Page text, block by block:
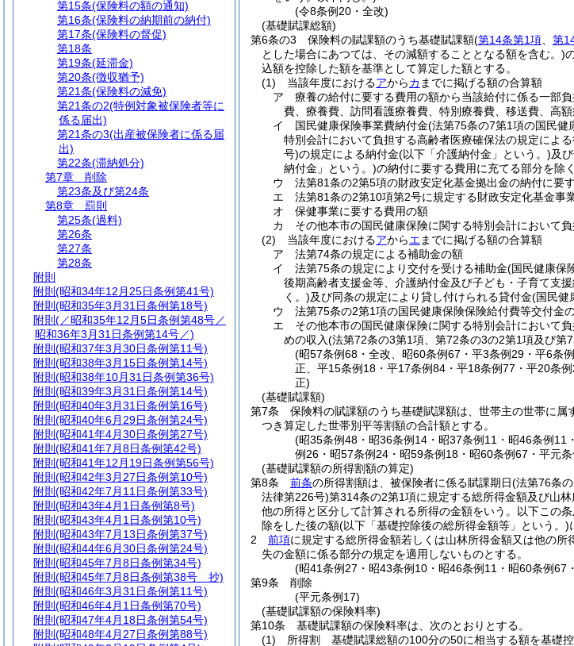
(令8条例20・全改)
(基礎賦課総額)
第6条の3
保険料の賦課額のうち基礎賦課額(第14条第1項 第
とした場合にあつては、その減額することとなる額を含む。)
込額を控除した額を基準として算定した額とする。
(1)
当該年度におけるアからカ までに掲げる額の合算額
ア
療養の給付に要する費用の額から当該給付に係る一部
費、療養費、訪問看護療養費、特別療養費、移送費、高
イ
国民健康保険事業費納付金(法第75条の7第1項の国民健
特別会計において負担する高齢者医療確保法の規定によ
号)の規定による納付金(以下「介護納付金」という。)及
納付金」という。)の納付に要する費用に充てる部分を除
ウ
法第81条の2第5項の財政安定化基金拠出金の納付に要
エ
法第81条の2第10項第2号に規定する財政安定化基金事
オ
保健事業に要する費用の額
カ
その他本市の国民健康保険に関する特別会計において
(2)
当該年度におけるアからエ までに掲げる額の合算額
ア
法第74条の規定による補助金の額
イ
法第75条の規定により交付を受ける補助金(国民健康保
後期高齢者支援金等、介護納付金及び子ども・子育て支
く。)及び同条の規定により貸し付けられる貸付金(国民健
ウ
法第75条の2第1項の国民健康保険保険給付費等交付金
エ
その他本市の国民健康保険に関する特別会計において
めの収入(法第72条の3第1項、第72条の3の2第1項及び第
(昭57条例68・全改、昭60条例67・平3条例29・平6条
正、平15条例18・平17条例84・平18条例77・平20条
正)
(基礎賦課額)
第7条
保険料の賦課額のうち基礎賦課額は、世帯主の世帯に
つき算定した世帯別平等割額の合計額とする。
(昭35条例48・昭36条例14・昭37条例11・昭46条例
例26・昭57条例24・昭59条例18・昭60条例67・平元
(基礎賦課額の所得割額の算定)
第8条
前条の所得割額は、被保険者に係る賦課期日(法第76条
法律第226号)第314条の2第1項に規定する総所得金額及び山
他の所得と区分して計算される所得の金額をいう。以下この
除をした後の額(以下「基礎控除後の総所得金額等」という。)
2
前項に規定する総所得金額若しくは山林所得金額又は他の
失の金額に係る部分の規定を適用しないものとする。
(昭41条例27・昭43条例10・昭46条例11・昭60条例
第9条
削除
(平元条例17)
(基礎賦課額の保険料率)
第10条
基礎賦課額の保険料率は、次のとおりとする。
(1)
所得割 基礎賦課総額の100分の50に相当する額を基礎
第15条(保険料の額の通知)
第16条(保険料の納期前の納付)
第17条(保険料の督促)
第18条
第19条(延滞金)
第20条(徴収猶予)
第21条(保険料の減免)
第21条の2(特例対象被保険者等に
係る届出)
第21条の3(出産被保険者に係る届
出)
第22条(滞納処分)
第7章
削除
第23条及び第24条
第8章
罰則
第25条(過料)
第26条
第27条
第28条
附則
附則 (昭和34年12月25日条例第41号)
附則 (昭和35年3月31日条例第18号)
附則 (／昭和35年12月5日条例第48号／
昭和36年3月31日条例第14号／)
附則 (昭和37年3月30日条例第11号)
附則 (昭和38年3月15日条例第14号)
附則 (昭和38年10月31日条例第36号)
附則 (昭和39年3月31日条例第14号)
附則 (昭和40年3月31日条例第16号)
附則 (昭和40年6月29日条例第24号)
附則 (昭和41年4月30日条例第27号)
附則 (昭和41年7月8日条例第42号)
附則 (昭和41年12月19日条例第56号)
附則 (昭和42年3月27日条例第10号)
附則 (昭和42年7月11日条例第33号)
附則 (昭和43年4月1日条例第8号)
附則 (昭和43年4月1日条例第10号)
附則 (昭和43年7月13日条例第37号)
附則 (昭和44年6月30日条例第24号)
附則 (昭和45年7月8日条例第34号)
附則 (昭和45年7月8日条例第38号 抄)
附則 (昭和46年3月31日条例第11号)
附則 (昭和46年4月1日条例第70号)
附則 (昭和47年4月18日条例第54号)
附則 (昭和48年4月27日条例第88号)